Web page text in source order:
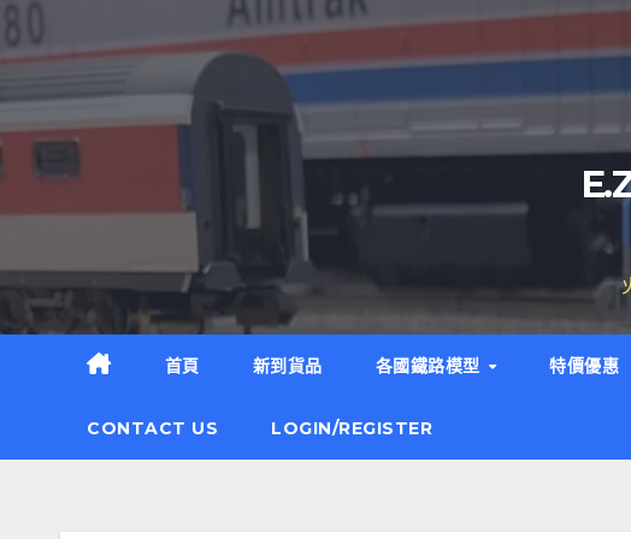
to
首頁 新到貨品 各國鐵路模型 特價優惠
CONTACT US LOGIN/REGISTER